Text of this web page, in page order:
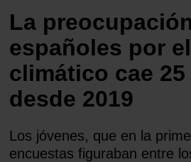
La
españoles por
climático cae
desde 2019
Los jóvenes, que en la
encuestas figuraban entre